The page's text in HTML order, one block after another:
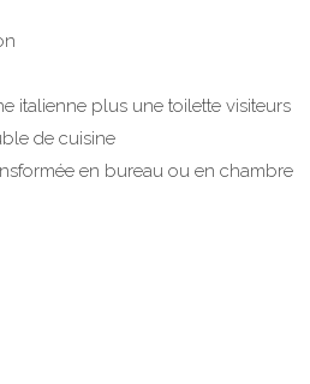
italienne plus une toilette visiteurs
de cuisine
en bureau ou en chambre